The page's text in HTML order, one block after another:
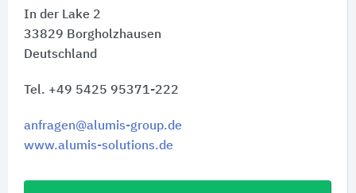
In der Lake 2
33829 Borgholzhausen
Deutschland
Tel. +49 5425 95371-222
anfragen@alumis-group.de
www.alumis-solutions.de